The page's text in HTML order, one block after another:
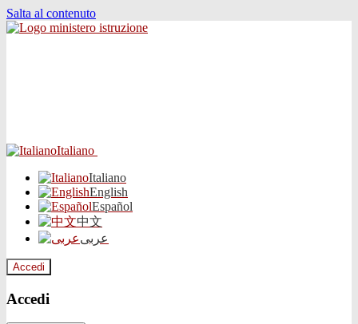
Salta al contenuto
Italiano
Italiano
English
Español
中文
عربى
Accedi
Accedi